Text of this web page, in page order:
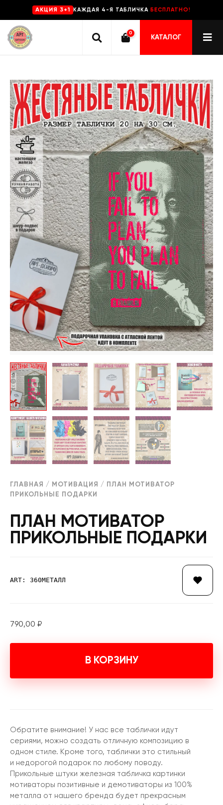
AKЦИЯ 3+1 КАЖДАЯ 4-Я ТАБЛИЧКА БЕСПЛАТНО!
0
КАТАЛОГ
ГЛАВНАЯ / МОТИВАЦИЯ / ПЛАН МОТИВАТОР
ПРИКОЛЬНЫЕ ПОДАРКИ
ПЛАН МОТИВАТОР
ПРИКОЛЬНЫЕ ПОДАРКИ
ART: 360МЕТАЛЛ
790,00 ₽
В КОРЗИНУ
Обратите внимание! У нас все таблички идут
сериями, можно создать отличную композицию в
одном стиле. Кроме того, таблички это стильный
и недорогой подарок по любому поводу.
Прикольные штуки железная табличка картинки
мотиваторы позитивные и демотиваторы из 100%
металла от нашего бренда будет прекрасным